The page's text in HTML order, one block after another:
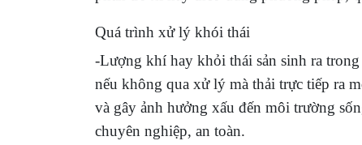
Quá trình xử lý khói thái
-Lượng khí hay khỏi thái sản sinh ra
nếu không qua xử lý mà thải trực tiếp ra
và gây ảnh hưởng xấu đến môi trường
chuyên nghiệp, an toàn.